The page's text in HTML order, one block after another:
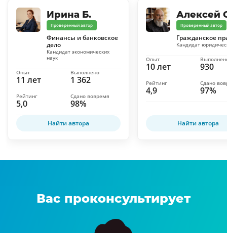
Ирина Б.
Проверенный автор
Финансы и банковское
дело
Кандидат экономических
наук
11 лет
Опыт
1 362
Выполнено
5,0
Рейтинг
98%
Сдано вовремя
Найти автора
Алексей
Проверенный автор
Гражданское
Кандидат
10 лет
Опыт
930
4,9
Рейтинг
97%
Сдано
Найти автора
Вас проконсультирует